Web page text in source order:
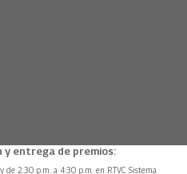
y entrega de premios:
de 2:30 p.m. a 4:30 p.m. en RTVC Sistema